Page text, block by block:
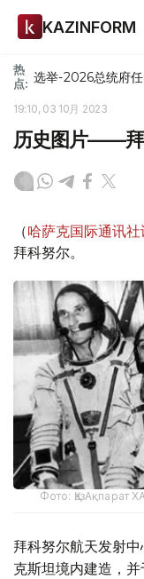
KAZINFORM
热
点: 选举-2026总统府
19:10, 03 10月 2023
历史图片——
（哈萨克国际通讯社
拜科努尔。
Фото: ҚазАқпарат
拜科努尔航天发射
克斯坦境内建造，并